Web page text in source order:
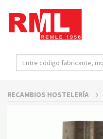
RECAMBIOS HOSTELERÍA